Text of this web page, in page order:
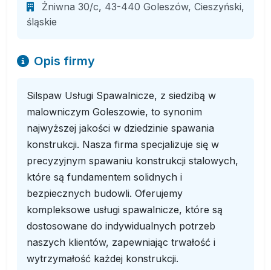
Żniwna 30/c, 43-440 Goleszów, Cieszyński,
śląskie
Opis firmy
Silspaw Usługi Spawalnicze, z siedzibą w
malowniczym Goleszowie, to synonim
najwyższej jakości w dziedzinie spawania
konstrukcji. Nasza firma specjalizuje się w
precyzyjnym spawaniu konstrukcji stalowych,
które są fundamentem solidnych i
bezpiecznych budowli. Oferujemy
kompleksowe usługi spawalnicze, które są
dostosowane do indywidualnych potrzeb
naszych klientów, zapewniając trwałość i
wytrzymałość każdej konstrukcji.